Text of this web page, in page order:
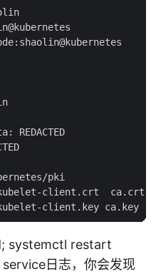
REDACTED
pki
kubelet-client.crt
systemctl restart
日志，你会发现